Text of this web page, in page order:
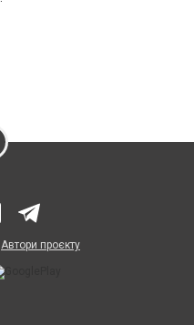
Автори проєкту